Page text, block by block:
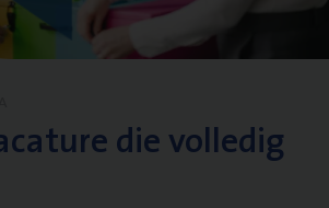
die volledig